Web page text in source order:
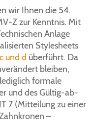
wir Ihnen die 54.
Z zur Kenntnis. Mit
Anlage
Stylesheets
und d überführt. Da
bleiben,
formale
und des Gültig-ab-
7 (Mitteilung zu einer
–